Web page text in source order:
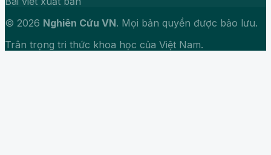
© 2026 Nghiên Cứu VN. Mọi bản quyền được bảo lưu.
Trân trọng tri thức khoa học của Việt Nam.